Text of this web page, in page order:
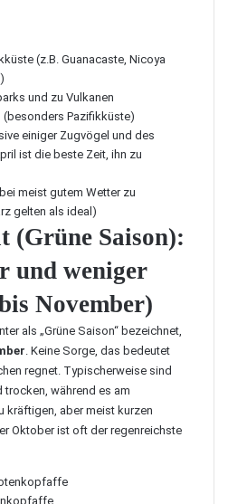
(z.B. Guanacaste, Nicoya
und zu Vulkanen
(besonders Pazifikküste)
einiger Zugvögel und des
ist die beste Zeit, ihn zu
meist gutem Wetter zu
gelten als ideal)
(Grüne Saison):
und weniger
November)
als „Grüne Saison“ bezeichnet,
. Keine Sorge, das bedeutet
regnet. Typischerweise sind
während es am
kräftigen, aber meist kurzen
Oktober ist oft der regenreichste